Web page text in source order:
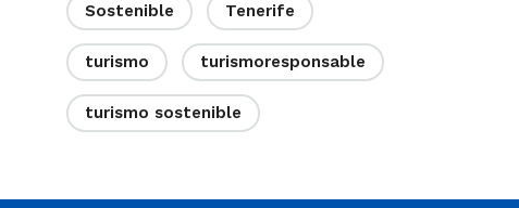
Sostenible Tenerife
turismo turismoresponsable
turismo sostenible